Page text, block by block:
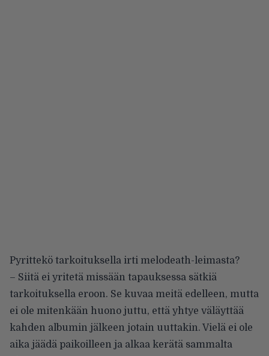
Pyrittekö tarkoituksella irti melodeath-leimasta?
– Siitä ei yritetä missään tapauksessa sätkiä
tarkoituksella eroon. Se kuvaa meitä edelleen, mutta
ei ole mitenkään huono juttu, että yhtye väläyttää
kahden albumin jälkeen jotain uuttakin. Vielä ei ole
aika jäädä paikoilleen ja alkaa kerätä sammalta